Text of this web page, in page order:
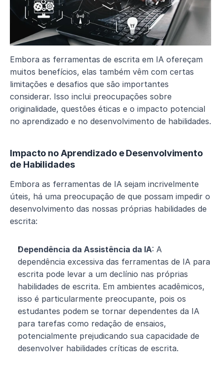
Embora as ferramentas de escrita em IA ofereçam
muitos benefícios, elas também vêm com certas
limitações e desafios que são importantes
considerar. Isso inclui preocupações sobre
originalidade, questões éticas e o impacto potencial
no aprendizado e no desenvolvimento de habilidades.
Impacto no Aprendizado e Desenvolvimento
de Habilidades
Embora as ferramentas de IA sejam incrivelmente
úteis, há uma preocupação de que possam impedir o
desenvolvimento das nossas próprias habilidades de
escrita:
Dependência da Assistência da IA: A
dependência excessiva das ferramentas de IA para
escrita pode levar a um declínio nas próprias
habilidades de escrita. Em ambientes acadêmicos,
isso é particularmente preocupante, pois os
estudantes podem se tornar dependentes da IA
para tarefas como redação de ensaios,
potencialmente prejudicando sua capacidade de
desenvolver habilidades críticas de escrita.